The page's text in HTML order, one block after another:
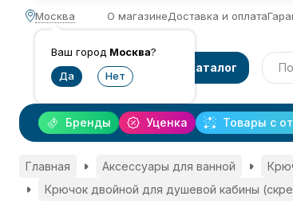
Москва
Ваш город Москва?
О магазинеДоставка и оплата
Каталог
Уценка Товары с
Бренды
Главная Аксессуары для ванной
Крючок двойной для душевой кабины